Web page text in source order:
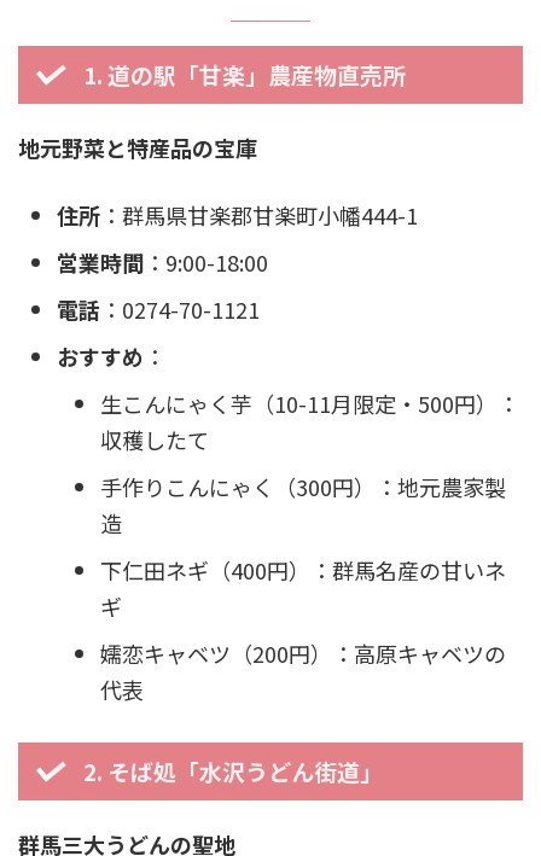
1. 道の駅「甘楽」農産物直売所
地元野菜と特産品の宝庫
住所 ：群馬県甘楽郡甘楽町小幡444-1
営業時間 ：9:00-18:00
電話 ：0274-70-1121
おすすめ ：
生こんにゃく芋（10-11月限定・500円）：
収穫したて
手作りこんにゃく（300円）：地元農家製
造
下仁田ネギ（400円）：群馬名産の甘いネ
ギ
嬬恋キャベツ（200円）：高原キャベツの
代表
2. そば処「水沢うどん街道」
群馬三大うどんの聖地